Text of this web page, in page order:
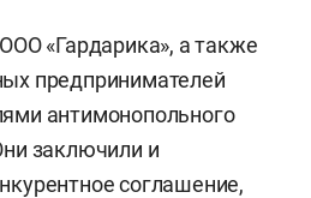
«Гардарика», а также
предпринимателей
антимонопольного
заключили и
соглашение,